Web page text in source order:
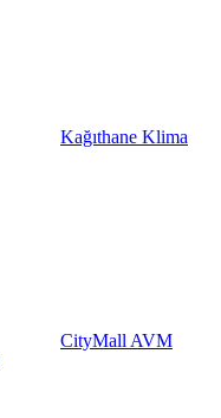
Kağıthane Klima
CityMall AVM